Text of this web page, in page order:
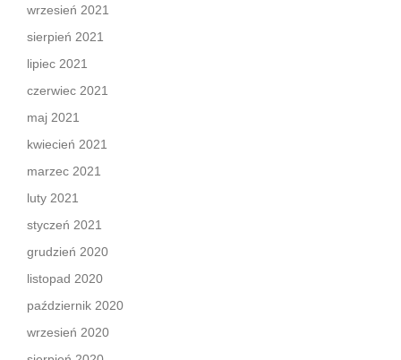
wrzesień 2021
sierpień 2021
lipiec 2021
czerwiec 2021
maj 2021
kwiecień 2021
marzec 2021
luty 2021
styczeń 2021
grudzień 2020
listopad 2020
październik 2020
wrzesień 2020